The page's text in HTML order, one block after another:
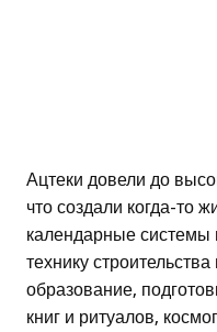
Ацтеки довели до
что создали когда-то
календарные системы
технику
образование,
книг и ритуалов,